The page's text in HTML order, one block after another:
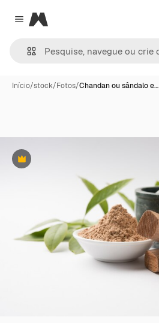
Close menu
Magnific
Início/stock/Fotos/Chandan ou sândalo e…
Premium